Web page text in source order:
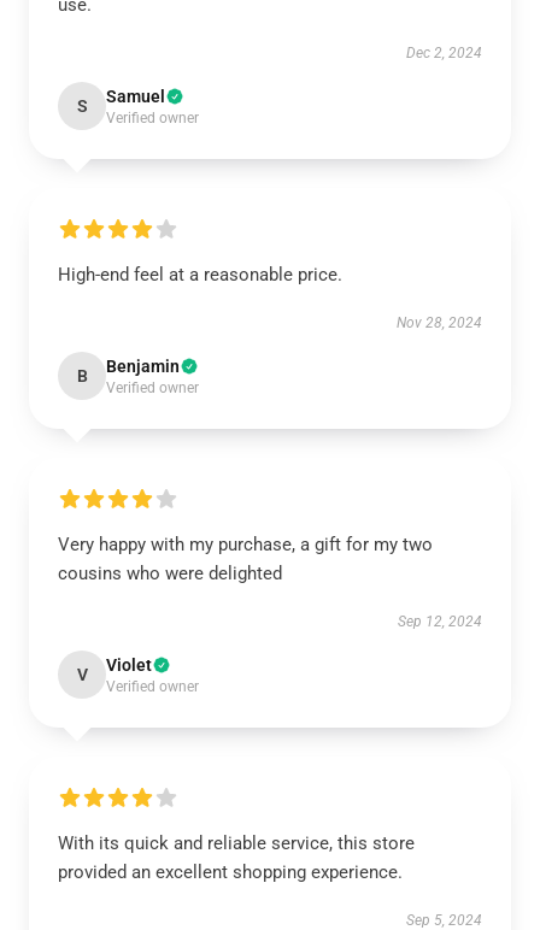
use.
Dec 2, 2024
S Samuel
Verified owner
High-end feel at a reasonable price.
Nov 28, 2024
B Benjamin
Verified owner
Very happy with my purchase, a gift for my two
cousins who were delighted
Sep 12, 2024
V Violet
Verified owner
With its quick and reliable service, this store
provided an excellent shopping experience.
Sep 5, 2024